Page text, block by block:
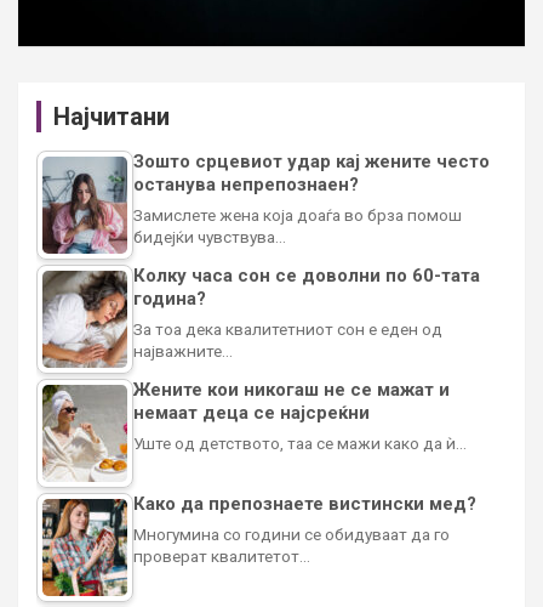
Најчитани
Зошто срцевиот удар кај жените често
останува непрепознаен?
Замислете жена која доаѓа во брза помош
бидејќи чувствува…
Колку часа сон се доволни по 60-тата
година?
За тоа дека квалитетниот сон е еден од
најважните…
Жените кои никогаш не се мажат и
немаат деца се најсреќни
Уште од детството, таа се мажи како да ѝ…
Како да препознаете вистински мед?
Многумина со години се обидуваат да го
проверат квалитетот…